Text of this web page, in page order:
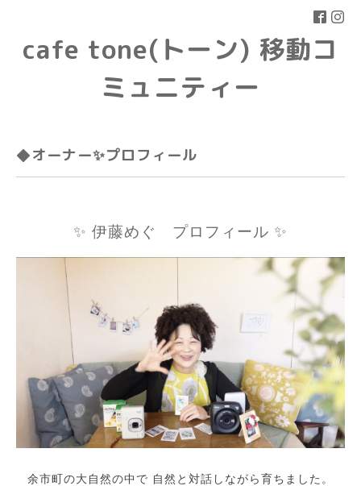
cafe tone(トーン) 移動コ
ミュニティー
◆オーナー✨プロフィール
✨ 伊藤めぐ プロフィール ✨
余市町の大自然の中で 自然と対話しながら育ちました。